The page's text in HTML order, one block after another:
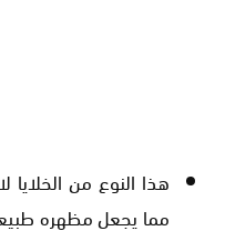
هذا النوع من
مما يجعل مظهره